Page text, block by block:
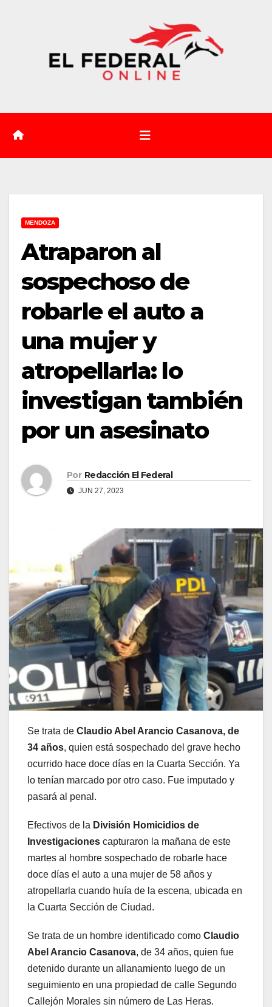
MENDOZA
Atraparon al
sospechoso de
robarle el auto a
una mujer y
atropellarla: lo
investigan también
por un asesinato
Por Redacción El Federal
JUN 27, 2023
Se trata de Claudio Abel Arancio Casanova, de
34 años, quien está sospechado del grave hecho
ocurrido hace doce días en la Cuarta Sección. Ya
lo tenían marcado por otro caso. Fue imputado y
pasará al penal.
Efectivos de la División Homicidios de
Investigaciones capturaron la mañana de este
martes al hombre sospechado de robarle hace
doce días el auto a una mujer de 58 años y
atropellarla cuando huía de la escena, ubicada en
la Cuarta Sección de Ciudad.
Se trata de un hombre identificado como Claudio
Abel Arancio Casanova, de 34 años, quien fue
detenido durante un allanamiento luego de un
seguimiento en una propiedad de calle Segundo
Callejón Morales sin número de Las Heras.